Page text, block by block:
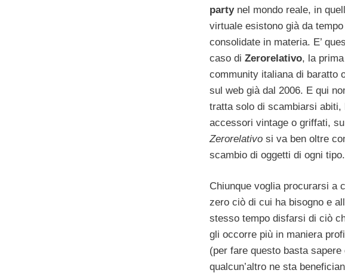
partynel mondo reale, in
virtuale esistono già da
consolidate in materia. E’
caso di Zerorelativo, la prima
community italiana di baratto
sul web già dal 2006. E qui
tratta solo di scambiarsi abiti,
accessori vintage o griffati, su
Zerorelativosi va ben oltre
scambio di oggetti di ogni tipo.
Chiunque voglia procurarsi a
zero ciò di cui ha bisogno e
stesso tempo disfarsi di ciò
gli occorre più in maniera
(per fare questo basta sapere
qualcun’altro ne sta